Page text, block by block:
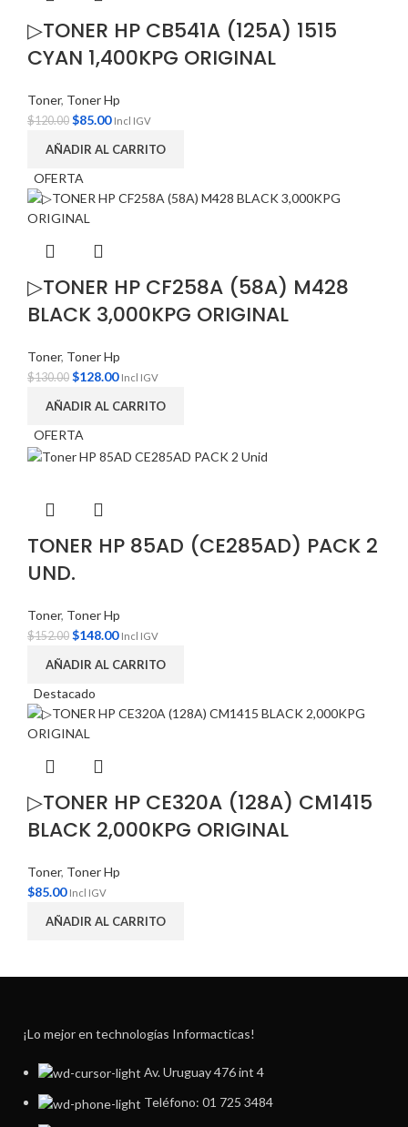
▷TONER HP CB541A (125A) 1515
CYAN 1,400KPG ORIGINAL
Toner, Toner Hp
$120.00 $85.00 Incl IGV
AÑADIR AL CARRITO
OFERTA
▷TONER HP CF258A (58A) M428
BLACK 3,000KPG ORIGINAL
Toner, Toner Hp
$130.00 $128.00 Incl IGV
AÑADIR AL CARRITO
OFERTA
TONER HP 85AD (CE285AD) PACK 2
UND.
Toner, Toner Hp
$152.00 $148.00 Incl IGV
AÑADIR AL CARRITO
Destacado
▷TONER HP CE320A (128A) CM1415
BLACK 2,000KPG ORIGINAL
Toner, Toner Hp
$85.00 Incl IGV
AÑADIR AL CARRITO
¡Lo mejor en technologías Informacticas!
Av. Uruguay 476 int 4
Teléfono: 01 725 3484